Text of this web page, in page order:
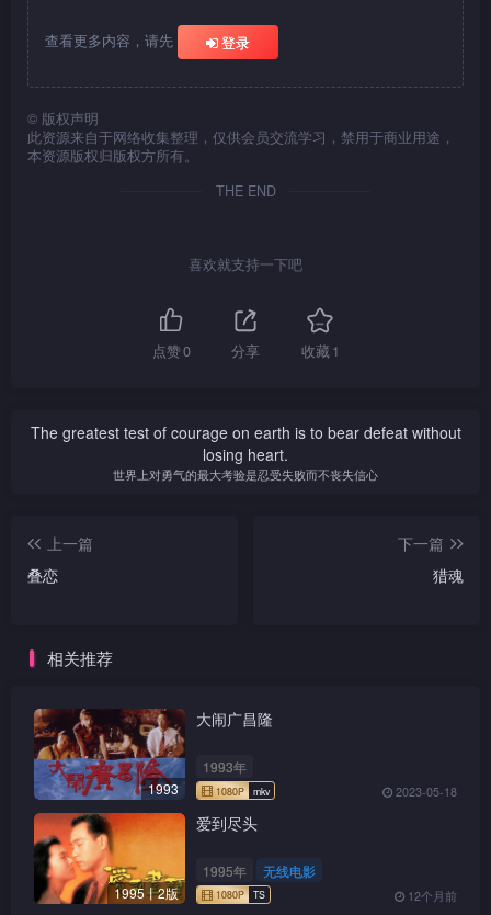
在他人眼中长朗是一位廿四孝
丈夫。自己亦从没想过会有出
出游玩，一天长朗跟明仔在街
上游玩时，巧遇见记者夏敏。
期后两人再次相遇，原来
敏就是访问长朗的记者，自始
敏离开香港，朗以为一切告一
朗，长朗无法抗拒敏的热情，
于是两人的关系维持了一段时
间，而长朗生活上亦有所改
变，长朗方发觉自己不可以失
去淑琴。敏看见长朗心中最爱
还是他的太太，方知道自己在
查看更多内容，请先 登录
© 版权声明
此资源来自于网络收集整理，仅供会员交流学习，禁用于商业用途，
本资源版权归版权方所有。
THE END
喜欢就支持一下吧
点赞0 分享 收藏1
The greatest test of courage on earth is to bear defeat without
losing heart.
世界上对勇气的最大考验是忍受失败而不丧失信心
上一篇
叠恋
下一篇
猎魂
相关推荐
1993
大闹广昌隆
1993年
2023-05-18
1995丨2版
爱到尽头
1995年 无线电影
12个月前